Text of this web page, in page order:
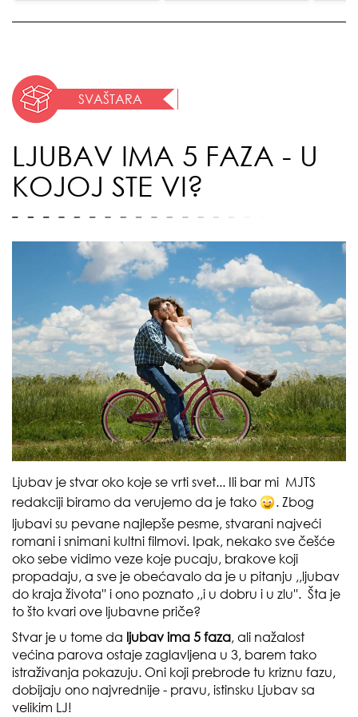
SVAŠTARA
LJUBAV IMA 5 FAZA - U
KOJOJ STE VI?
Ljubav je stvar oko koje se vrti svet... Ili bar mi MJTS
redakciji biramo da verujemo da je tako
. Zbog
ljubavi su pevane najlepše pesme, stvarani najveći
romani i snimani kultni filmovi. Ipak, nekako sve češće
oko sebe vidimo veze koje pucaju, brakove koji
propadaju, a sve je obećavalo da je u pitanju ,,ljubav
do kraja života'' i ono poznato ,,i u dobru i u zlu''. Šta je
to što kvari ove ljubavne priče?
Stvar je u tome da ljubav ima 5 faza, ali nažalost
većina parova ostaje zaglavljena u 3, barem tako
istraživanja pokazuju. Oni koji prebrode tu kriznu fazu,
dobijaju ono najvrednije - pravu, istinsku Ljubav sa
velikim LJ!